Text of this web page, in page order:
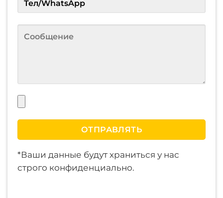
*Ваши данные будут храниться у нас
строго конфиденциально.